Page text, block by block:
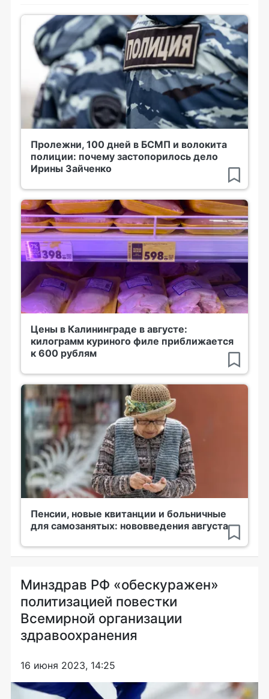
Пролежни, 100 дней в БСМП и волокита
полиции: почему застопорилось дело
Ирины Зайченко
Цены в Калининграде в августе:
килограмм куриного филе приближается
к 600 рублям
Пенсии, новые квитанции и больничные
для самозанятых: нововведения августа
Минздрав РФ «обескуражен»
политизацией повестки
Всемирной организации
здравоохранения
16 июня 2023, 14:25